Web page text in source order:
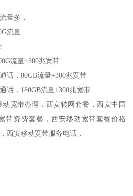
量多，
流量
流量+300兆宽带
话，80GB流量+300兆宽带
话，180GB流量+300兆宽带
宽带办理，西安转网套餐，西安中国
带资费套餐，西安移动宽带套餐价格
西安移动宽带服务电话，